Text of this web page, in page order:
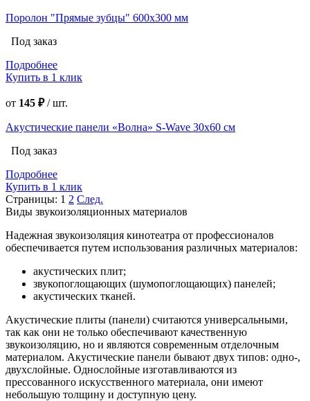
Поролон "Прямые зубцы" 600х300 мм
Под заказ
Подробнее
Купить в 1 клик
от 145 ₽/шт.
Акустические панели «Волна» S-Wave 30х60 см
Под заказ
Подробнее
Купить в 1 клик
Страницы: 1 2 След.
Виды звукоизоляционных материалов
Надежная звукоизоляция кинотеатра от профессионалов
обеспечивается путем использования различных материалов:
акустических плит;
звукопоглощающих (шумопоглощающих) панелей;
акустических тканей.
Акустические плиты (панели) считаются универсальными,
так как они не только обеспечивают качественную
звукоизоляцию, но и являются современным отделочным
материалом. Акустические панели бывают двух типов: одно-,
двухслойные. Однослойные изготавливаются из
прессованного искусственного материала, они имеют
небольшую толщину и доступную цену.